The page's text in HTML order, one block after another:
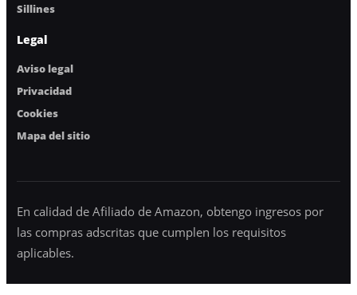
Sillines
Legal
Aviso legal
Privacidad
Cookies
Mapa del sitio
En calidad de Afiliado de Amazon, obtengo ingresos por
las compras adscritas que cumplen los requisitos
aplicables.